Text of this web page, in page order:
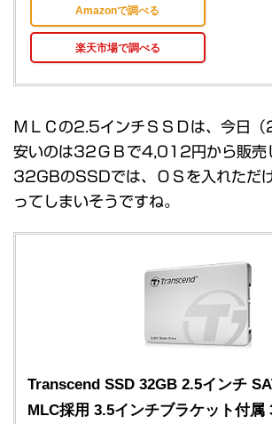
Amazonで調べる
楽天市場で調べる
ＭＬＣの2.5インチＳＳＤは、今日（
安いのは32ＧＢで4,012円から販売
32GBのSSDでは、ＯＳを入れただ
ってしまいそうですね。
Transcend SSD 32GB 2.5インチ
MLC採用 3.5インチブラケット付属